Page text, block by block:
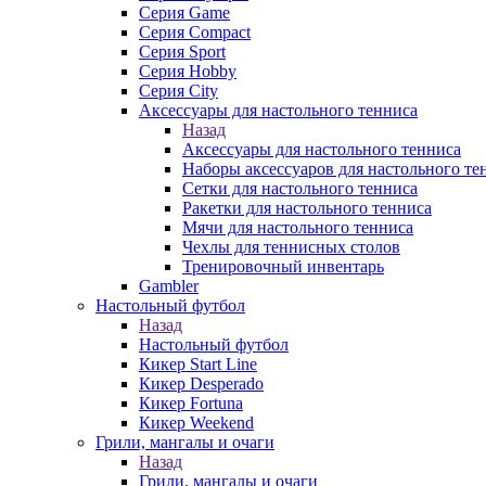
Серия Game
Серия Compact
Серия Sport
Серия Hobby
Серия City
Аксессуары для настольного тенниса
Назад
Аксессуары для настольного тенниса
Наборы аксессуаров для настольного
Сетки для настольного тенниса
Ракетки для настольного тенниса
Мячи для настольного тенниса
Чехлы для теннисных столов
Тренировочный инвентарь
Gambler
Настольный футбол
Назад
Настольный футбол
Кикер Start Line
Кикер Desperado
Кикер Fortuna
Кикер Weekend
Грили, мангалы и очаги
Назад
Грили, мангалы и очаги